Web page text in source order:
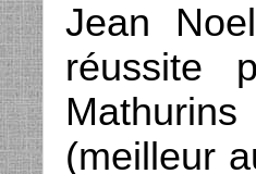
Jean
réussite
(meilleur